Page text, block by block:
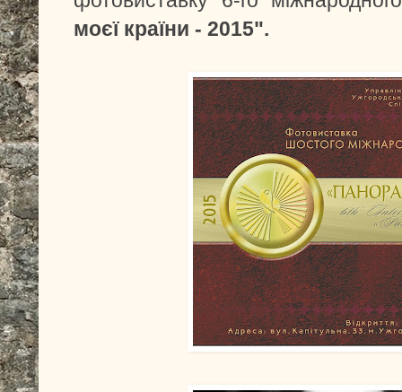
моєї країни - 2015".